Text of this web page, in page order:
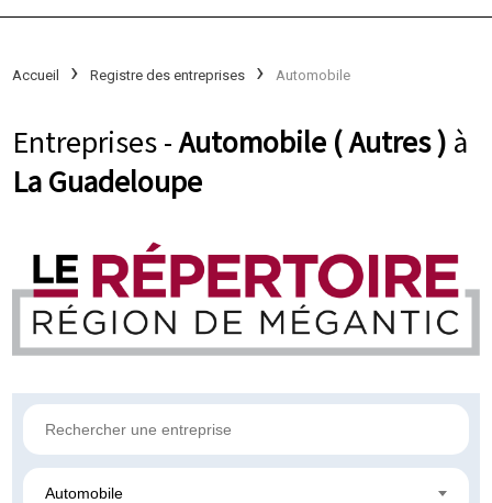
Accueil Registre des entreprises Automobile
Entreprises -Automobile ( Autres ) à
La Guadeloupe
Automobile